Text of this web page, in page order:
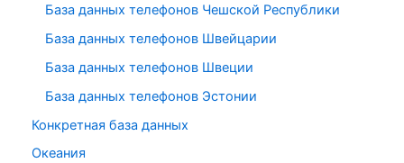
База данных телефонов Чешской Республики
База данных телефонов Швейцарии
База данных телефонов Швеции
База данных телефонов Эстонии
Конкретная база данных
Океания